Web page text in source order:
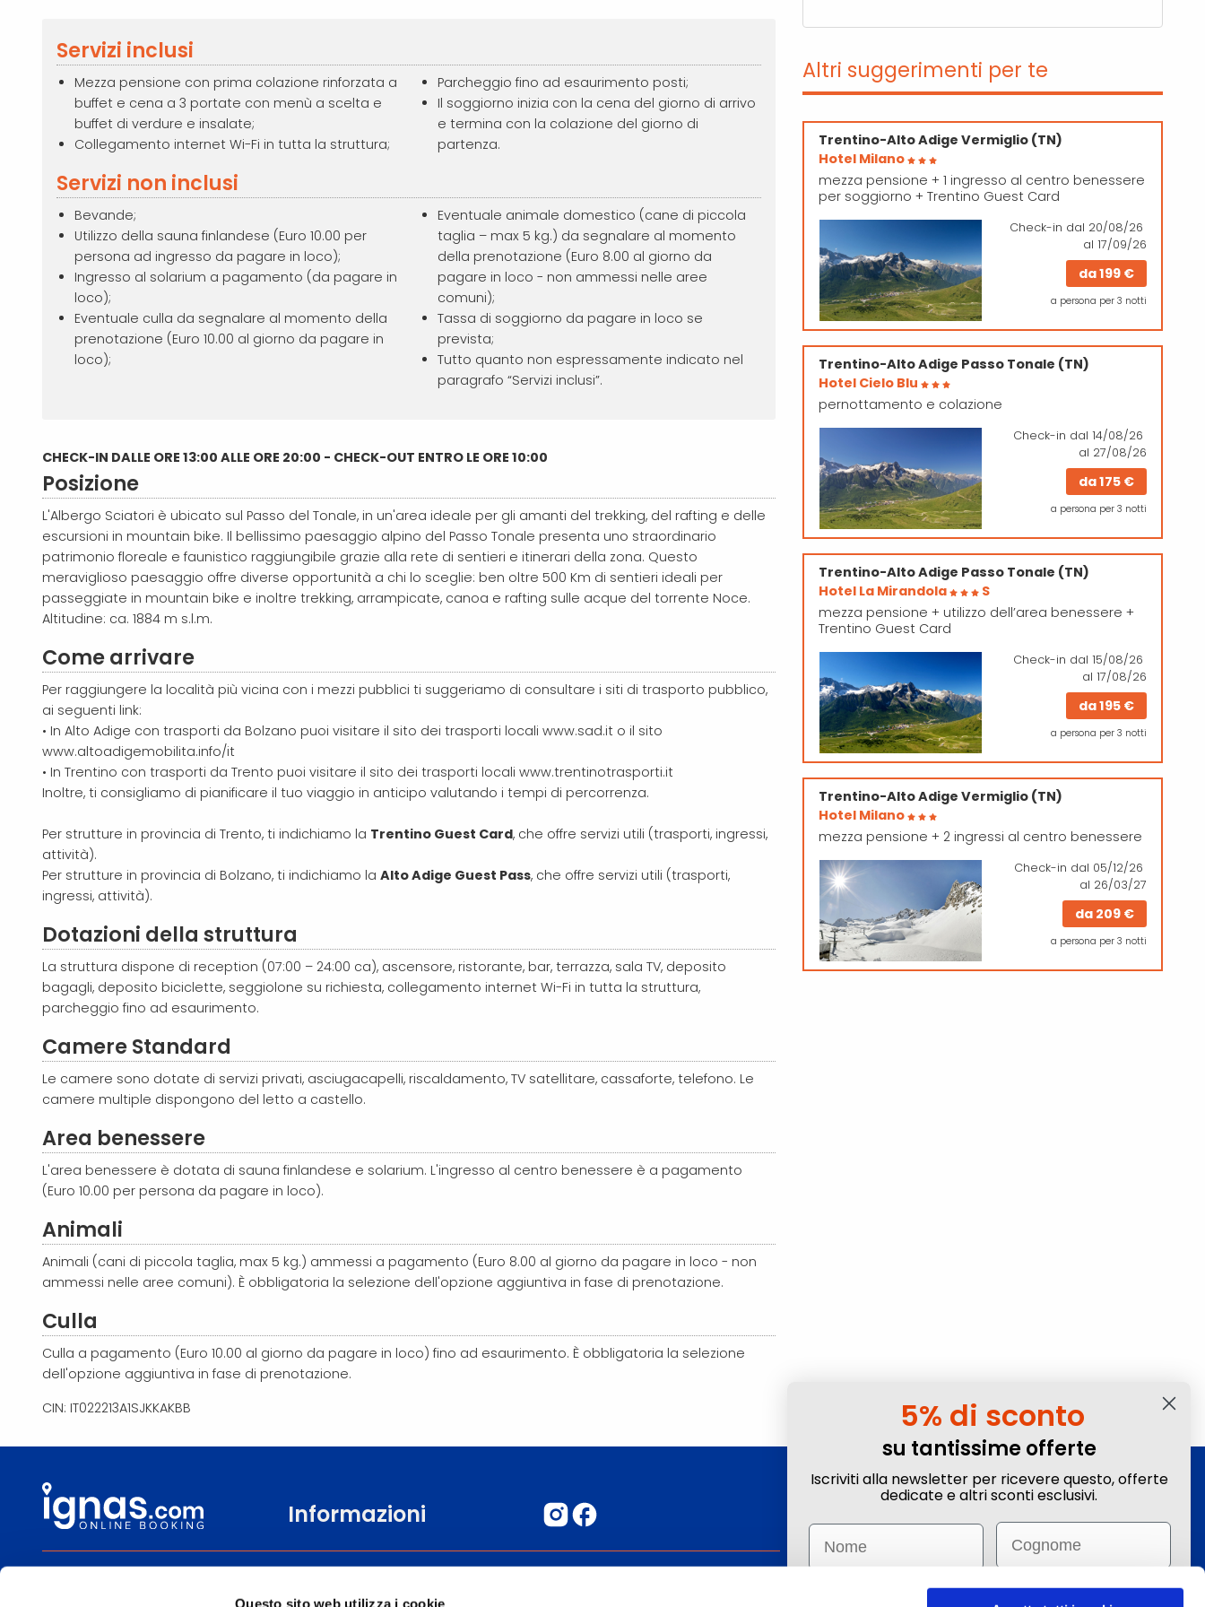
Questo sito web utilizza i cookie
Servizi inclusi
Mezza pensione con prima colazione rinforzata a
buffet e cena a 3 portate con menù a scelta e
buffet di verdure e insalate;
Collegamento internet Wi-Fi in tutta la struttura;
Parcheggio fino ad esaurimento posti;
Il soggiorno inizia con la cena del giorno di arrivo
e termina con la colazione del giorno di
partenza.
Servizi non inclusi
Bevande;
Utilizzo della sauna finlandese (Euro 10.00 per
persona ad ingresso da pagare in loco);
Ingresso al solarium a pagamento (da pagare in
loco);
Eventuale culla da segnalare al momento della
prenotazione (Euro 10.00 al giorno da pagare in
loco);
Eventuale animale domestico (cane di piccola
taglia – max 5 kg.) da segnalare al momento
della prenotazione (Euro 8.00 al giorno da
pagare in loco - non ammessi nelle aree
comuni);
Tassa di soggiorno da pagare in loco se
prevista;
Tutto quanto non espressamente indicato nel
paragrafo “Servizi inclusi”.
CHECK-IN DALLE ORE 13:00 ALLE ORE 20:00 - CHECK-OUT ENTRO LE ORE 10:00
Posizione
L'Albergo Sciatori è ubicato sul Passo del Tonale, in un'area ideale per gli amanti del trekking, del rafting e delle
escursioni in mountain bike. Il bellissimo paesaggio alpino del Passo Tonale presenta uno straordinario
patrimonio floreale e faunistico raggiungibile grazie alla rete di sentieri e itinerari della zona. Questo
meraviglioso paesaggio offre diverse opportunità a chi lo sceglie: ben oltre 500 Km di sentieri ideali per
passeggiate in mountain bike e inoltre trekking, arrampicate, canoa e rafting sulle acque del torrente Noce.
Altitudine: ca. 1884 m s.l.m.
Come arrivare
Per raggiungere la località più vicina con i mezzi pubblici ti suggeriamo di consultare i siti di trasporto pubblico,
ai seguenti link:
• In Alto Adige con trasporti da Bolzano puoi visitare il sito dei trasporti locali www.sad.it o il sito
www.altoadigemobilita.info/it
• In Trentino con trasporti da Trento puoi visitare il sito dei trasporti locali www.trentinotrasporti.it
Inoltre, ti consigliamo di pianificare il tuo viaggio in anticipo valutando i tempi di percorrenza.
Per strutture in provincia di Trento, ti indichiamo la Trentino Guest Card, che offre servizi utili (trasporti, ingressi,
attività).
Per strutture in provincia di Bolzano, ti indichiamo la Alto Adige Guest Pass, che offre servizi utili (trasporti,
ingressi, attività).
Dotazioni della struttura
La struttura dispone di reception (07:00 – 24:00 ca), ascensore, ristorante, bar, terrazza, sala TV, deposito
bagagli, deposito biciclette, seggiolone su richiesta, collegamento internet Wi-Fi in tutta la struttura,
parcheggio fino ad esaurimento.
Camere Standard
Le camere sono dotate di servizi privati, asciugacapelli, riscaldamento, TV satellitare, cassaforte, telefono. Le
camere multiple dispongono del letto a castello.
Area benessere
L'area benessere è dotata di sauna finlandese e solarium. L'ingresso al centro benessere è a pagamento
(Euro 10.00 per persona da pagare in loco).
Animali
Animali (cani di piccola taglia, max 5 kg.) ammessi a pagamento (Euro 8.00 al giorno da pagare in loco - non
ammessi nelle aree comuni). È obbligatoria la selezione dell'opzione aggiuntiva in fase di prenotazione.
Culla
Culla a pagamento (Euro 10.00 al giorno da pagare in loco) fino ad esaurimento. È obbligatoria la selezione
dell'opzione aggiuntiva in fase di prenotazione.
CIN: IT022213A1SJKKAKBB
Altri suggerimenti per te
Trentino-Alto AdigeVermiglio (TN)
Hotel Milano
mezza pensione + 1 ingresso al centro benessere
per soggiorno + Trentino Guest Card
Check-in dal 20/08/26
al 17/09/26
da199 €
a persona per 3 notti
Trentino-Alto Adige Passo Tonale (TN)
Hotel Cielo Blu
pernottamento e colazione
Check-in dal 14/08/26
al 27/08/26
da175 €
a persona per 3 notti
Trentino-Alto Adige Passo Tonale (TN)
Hotel La Mirandola
S
mezza pensione + utilizzo dell’area benessere +
Trentino Guest Card
Check-in dal 15/08/26
al 17/08/26
da195 €
a persona per 3 notti
Trentino-Alto AdigeVermiglio (TN)
Hotel Milano
mezza pensione + 2 ingressi al centro benessere
Check-in dal 05/12/26
al 26/03/27
da 209 €
a persona per 3 notti
Informazioni
0471 806600
Iscriviti alla Newsletter
Ottieni sconti e vantaggi esclusivi! Subito un
-5%
su tante offerte selezionate.
5% di sconto
su tantissime offerte
Iscriviti alla newsletter per ricevere questo, offerte
dedicate e altri sconti esclusivi.
Name Email